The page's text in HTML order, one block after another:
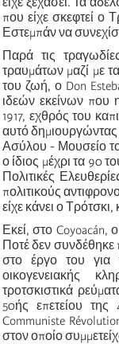
που είχε σκεφτεί ο
Εστεμπάν να
Παρά τις
τραυμάτων μαζί με
του ζωή, ο Don
ιδεών εκείνων που
1917, εχθρός του
αυτό δημιουργώντας
Ασύλου - Μουσείο
ο ίδιος μέχρι τα 90
Πολιτικές
πολιτικούς
είχε κάνει ο
Εκεί, στο Coyoacán,
Ποτέ δεν συνδέθηκε
στο έργο του για
οικογενειακής
τροτσκιστικά
50ής επετείου
Communiste
στον οποίο